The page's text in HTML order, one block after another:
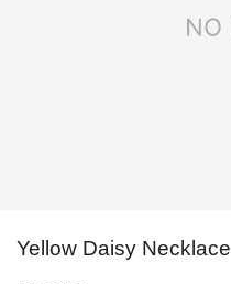
Yellow Daisy Necklace